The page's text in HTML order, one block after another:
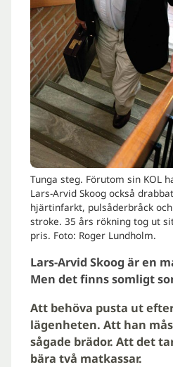
Tunga steg. Förutom sin KOL
Lars-Arvid Skoog också
hjärtinfarkt, pulsåderbråck och
stroke. 35 års rökning tog ut
pris. Foto: Roger Lundholm.
Lars-Arvid Skoog är en
Men det finns somligt
Att behöva pusta ut
lägenheten. Att han
sågade brädor. Att det
bära två matkassar.